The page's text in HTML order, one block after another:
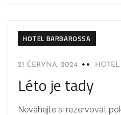
HOTEL BARBAROSSA
21 ČERVNA, 2024 HOTEL
Léto je tady
Neváhejte si rezervovat